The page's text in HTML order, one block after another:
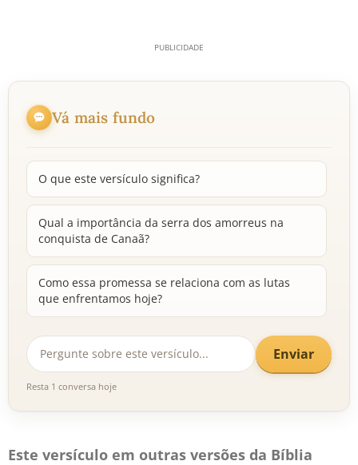
Vá mais fundo
O que este versículo significa?
Qual a importância da serra dos amorreus na
conquista de Canaã?
Como essa promessa se relaciona com as lutas
que enfrentamos hoje?
Enviar
Resta 1 conversa hoje
Este versículo em outras versões da Bíblia